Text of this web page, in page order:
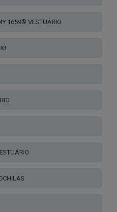
1659® VESTUÁRIO